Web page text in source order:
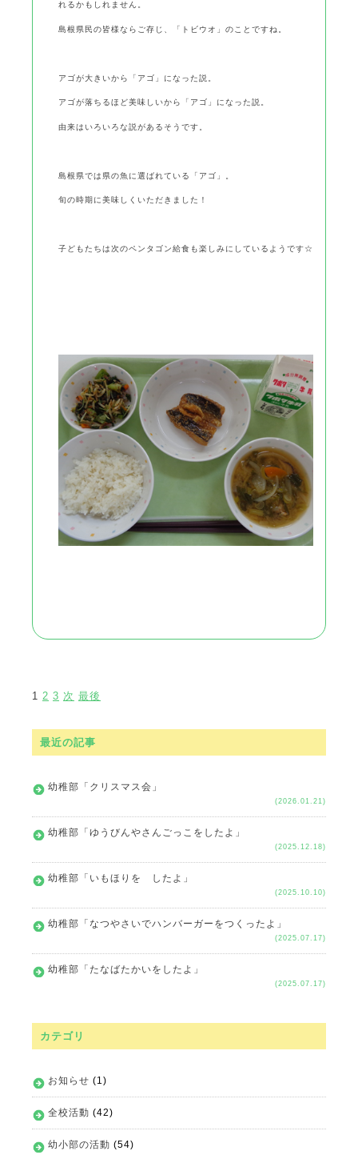
れるかもしれません。
島根県民の皆様ならご存じ、「トビウオ」のことですね。
アゴが大きいから「アゴ」になった説。
アゴが落ちるほど美味しいから「アゴ」になった説。
由来はいろいろな説があるそうです。
島根県では県の魚に選ばれている「アゴ」。
旬の時期に美味しくいただきました！
子どもたちは次のペンタゴン給食も楽しみにしているようです☆
1 2 3 次 最後
最近の記事
幼稚部「クリスマス会」
(2026.01.21)
幼稚部「ゆうびんやさんごっこをしたよ」
(2025.12.18)
幼稚部「いもほりを したよ」
(2025.10.10)
幼稚部「なつやさいでハンバーガーをつくったよ」
(2025.07.17)
幼稚部「たなばたかいをしたよ」
(2025.07.17)
カテゴリ
お知らせ (1)
全校活動 (42)
幼小部の活動 (54)